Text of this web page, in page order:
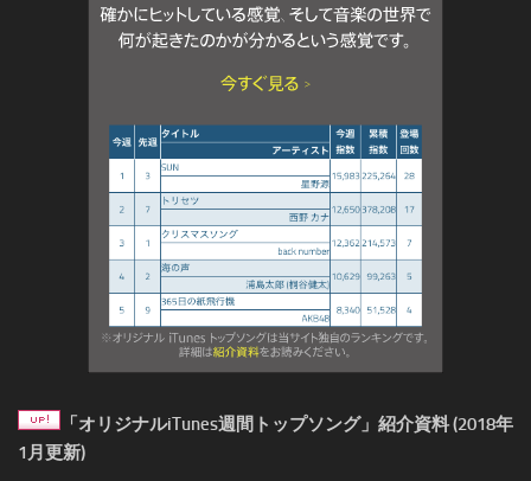
「オリジナルiTunes週間トップソング」紹介資料 (2018年
1月更新)